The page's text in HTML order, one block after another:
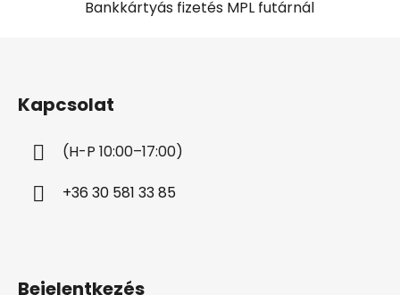
Bankkártyás fizetés MPL futárnál
Kapcsolat
(H-P 10:00–17:00)
+36 30 581 33 85
Bejelentkezés